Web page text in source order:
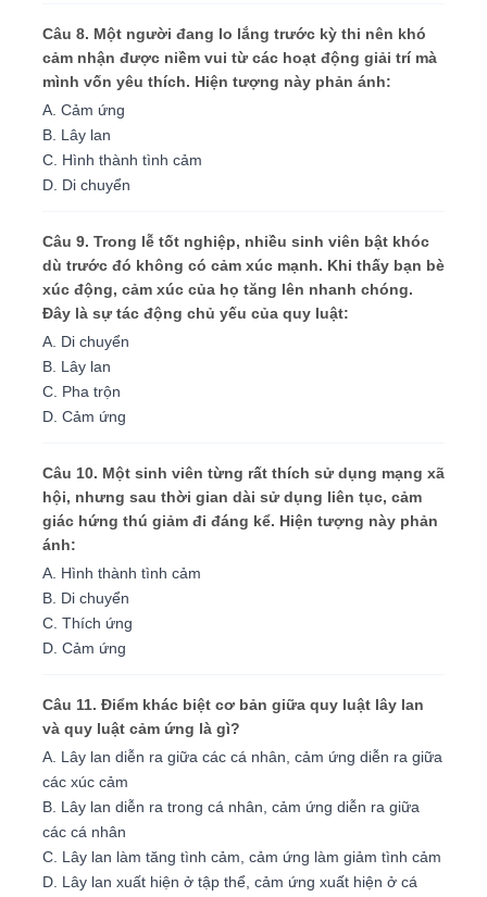
Câu 8. Một người đang lo lắng trước kỳ thi nên khó
cảm nhận được niềm vui từ các hoạt động giải trí mà
mình vốn yêu thích. Hiện tượng này phản ánh:
A. Cảm ứng
B. Lây lan
C. Hình thành tình cảm
D. Di chuyển
Câu 9. Trong lễ tốt nghiệp, nhiều sinh viên bật khóc
dù trước đó không có cảm xúc mạnh. Khi thấy bạn bè
xúc động, cảm xúc của họ tăng lên nhanh chóng.
Đây là sự tác động chủ yếu của quy luật:
A. Di chuyển
B. Lây lan
C. Pha trộn
D. Cảm ứng
Câu 10. Một sinh viên từng rất thích sử dụng mạng xã
hội, nhưng sau thời gian dài sử dụng liên tục, cảm
giác hứng thú giảm đi đáng kể. Hiện tượng này phản
ánh:
A. Hình thành tình cảm
B. Di chuyển
C. Thích ứng
D. Cảm ứng
Câu 11. Điểm khác biệt cơ bản giữa quy luật lây lan
và quy luật cảm ứng là gì?
A. Lây lan diễn ra giữa các cá nhân, cảm ứng diễn ra giữa
các xúc cảm
B. Lây lan diễn ra trong cá nhân, cảm ứng diễn ra giữa
các cá nhân
C. Lây lan làm tăng tình cảm, cảm ứng làm giảm tình cảm
D. Lây lan xuất hiện ở tập thể, cảm ứng xuất hiện ở cá